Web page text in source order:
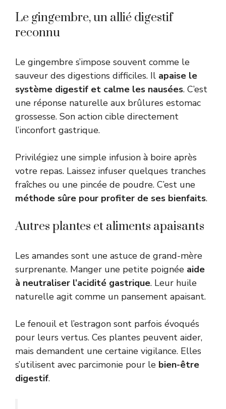
Le gingembre, un allié digestif
reconnu
Le gingembre s’impose souvent comme le
sauveur des digestions difficiles. Il apaise le
système digestif et calme les nausées. C’est
une réponse naturelle aux brûlures estomac
grossesse. Son action cible directement
l’inconfort gastrique.
Privilégiez une simple infusion à boire après
votre repas. Laissez infuser quelques tranches
fraîches ou une pincée de poudre. C’est une
méthode sûre pour profiter de ses bienfaits.
Autres plantes et aliments apaisants
Les amandes sont une astuce de grand-mère
surprenante. Manger une petite poignée aide
à neutraliser l’acidité gastrique. Leur huile
naturelle agit comme un pansement apaisant.
Le fenouil et l’estragon sont parfois évoqués
pour leurs vertus. Ces plantes peuvent aider,
mais demandent une certaine vigilance. Elles
s’utilisent avec parcimonie pour le bien-être
digestif.